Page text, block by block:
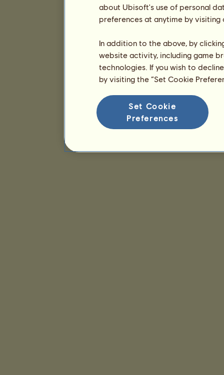
about Ubisoft's use of personal
preferences at anytime by
In addition to the above, by
website activity, including game
technologies. If you wish to
by visiting the “Set Cookie
Set Cookie
Preferences